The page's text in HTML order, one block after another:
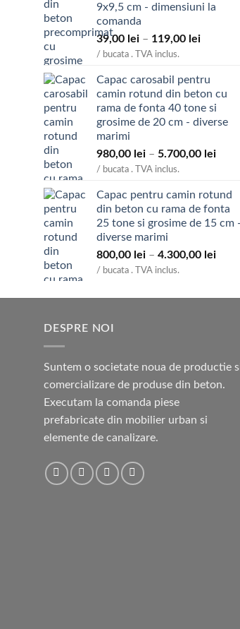
9x9,5 cm - dimensiuni la
comanda
39,00 lei – 119,00 leiInterval
39,00 lei
până
la
119,00
/ bucata . TVA inclus.
Capac carosabil pentru
camin rotund din beton cu
rama de fonta 40 tone si
grosime de 20 cm - diverse
marimi
980,00 lei – 5.700,00 lei
până
la
/ bucata . TVA inclus.
Capac pentru camin rotund
din beton cu rama de fonta
25 tone si grosime de 15 cm -
diverse marimi
800,00 lei – 4.300,00 lei
/ bucata . TVA inclus.
DESPRE NOI
Suntem o societate noua de productie
comercializare de produse din beton.
Executam la comanda piese
prefabricate din mobilier urban si
elemente de canalizare.